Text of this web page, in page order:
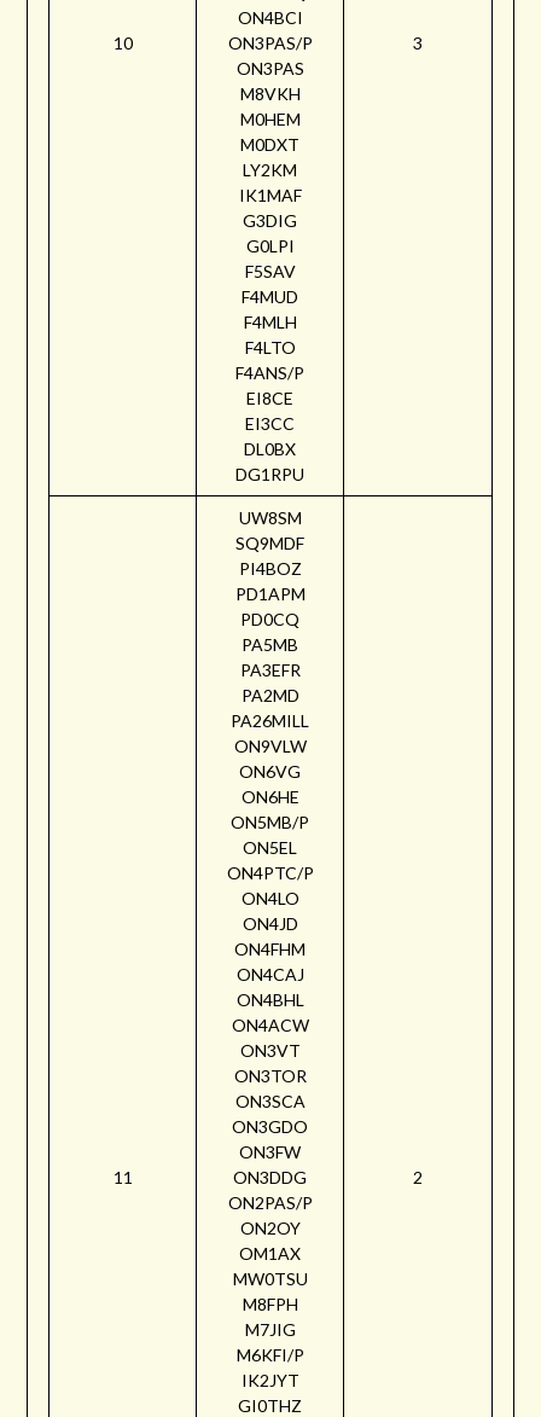
10
ON4BCI
ON3PAS/P
ON3PAS
M8VKH
M0HEM
M0DXT
LY2KM
IK1MAF
G3DIG
G0LPI
F5SAV
F4MUD
F4MLH
F4LTO
F4ANS/P
EI8CE
EI3CC
DL0BX
DG1RPU
3
11
UW8SM
SQ9MDF
PI4BOZ
PD1APM
PD0CQ
PA5MB
PA3EFR
PA2MD
PA26MILL
ON9VLW
ON6VG
ON6HE
ON5MB/P
ON5EL
ON4PTC/P
ON4LO
ON4JD
ON4FHM
ON4CAJ
ON4BHL
ON4ACW
ON3VT
ON3TOR
ON3SCA
ON3GDO
ON3FW
ON3DDG
ON2PAS/P
ON2OY
OM1AX
MW0TSU
M8FPH
M7JIG
M6KFI/P
IK2JYT
GI0THZ
2